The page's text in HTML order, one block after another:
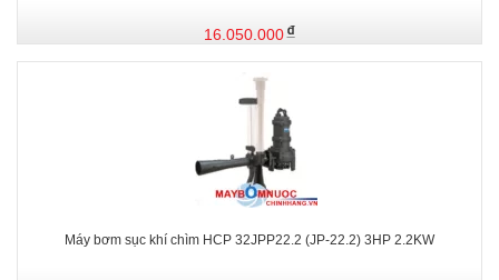
16.050.000
Máy bơm sục khí chìm HCP 32JPP22.2 (JP-22.2) 3HP 2.2KW